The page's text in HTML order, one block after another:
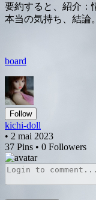
要約すると、紹介：
本当の気持ち、結論。
board
Follow
kichi-doll
• 2 mai 2023
37 Pins • 0 Followers